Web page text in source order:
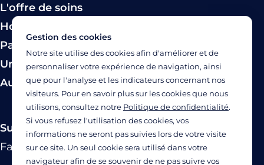
L'offre de soins
Hospitalisation
Paiement
Urgence
Autres modes de prise en charge
Suivez-nous
FacebookTwitterLinkedinYouTubeInstagram
Gestion des cookies
Notre site utilise des cookies afin d'améliorer et de
personnaliser votre expérience de navigation, ainsi
que pour l'analyse et les indicateurs concernant nos
visiteurs. Pour en savoir plus sur les cookies que nous
utilisons, consultez notre Politique de confidentialité.
Si vous refusez l'utilisation des cookies, vos
informations ne seront pas suivies lors de votre visite
sur ce site. Un seul cookie sera utilisé dans votre
navigateur afin de se souvenir de ne pas suivre vos